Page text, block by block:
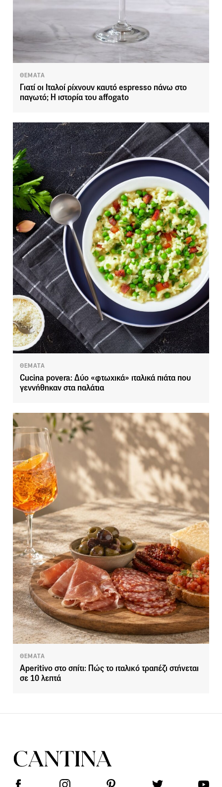
ΘΕΜΑΤΑ
Γιατί οι Ιταλοί ρίχνουν καυτό espresso πάνω στο
παγωτό; Η ιστορία του affogato
ΘΕΜΑΤΑ
Cucina povera: Δύο «φτωχικά» ιταλικά πιάτα που
γεννήθηκαν στα παλάτια
ΘΕΜΑΤΑ
Aperitivo στο σπίτι: Πώς το ιταλικό τραπέζι στήνεται
σε 10 λεπτά